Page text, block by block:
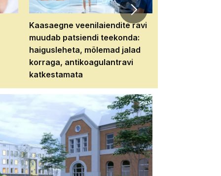
Kaasaegne veenilaiendite ravi
muudab patsiendi teekonda:
haigusleheta, mõlemad jalad
korraga, antikoagulantravi
katkestamata